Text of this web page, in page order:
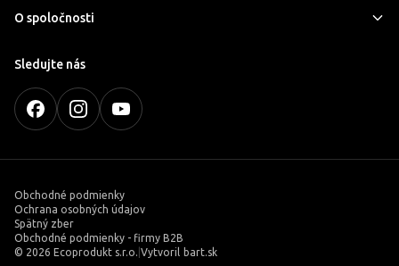
O spoločnosti
Sledujte nás
Obchodné podmienky
Ochrana osobných údajov
Spätný zber
Obchodné podmienky - firmy B2B
© 2026 Ecoprodukt s.r.o. Vytvoril bart.sk